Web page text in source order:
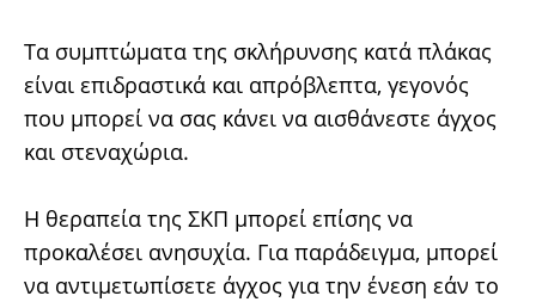
Τα συμπτώματα της σκλήρυνσης κατά πλάκας
είναι επιδραστικά και απρόβλεπτα, γεγονός
που μπορεί να σας κάνει να αισθάνεστε άγχος
και στεναχώρια.
Η θεραπεία της ΣΚΠ μπορεί επίσης να
προκαλέσει ανησυχία. Για παράδειγμα, μπορεί
να αντιμετωπίσετε άγχος για την ένεση εάν το